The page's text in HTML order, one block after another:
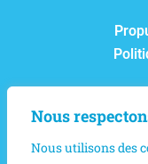
Nous
Nous utilisons des
CENTRE
12550, boul.